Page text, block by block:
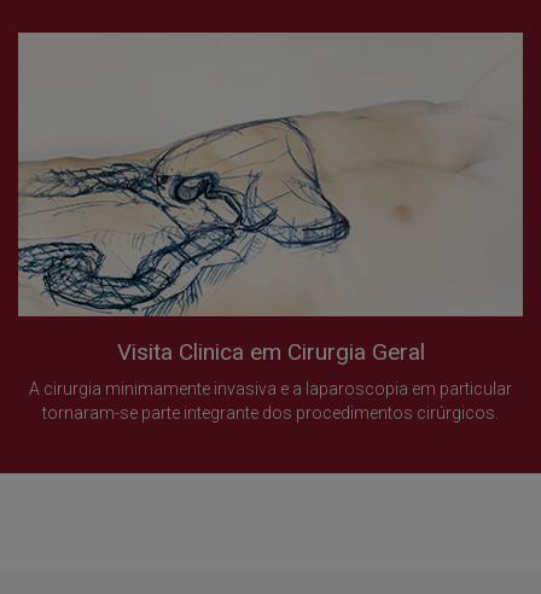
Visita Clinica em Cirurgia Geral
A cirurgia minimamente invasiva e a laparoscopia em particular
tornaram-se parte integrante dos procedimentos cirúrgicos.